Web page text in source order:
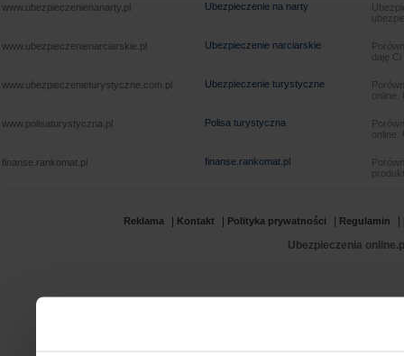
www.ubezpieczenienanarty.pl Ubezpieczenie na narty
www.ubezpieczenienarciarskie.pl Ubezpieczenie narciarskie
daję
www.ubezpieczenieturystyczne.com.pl Ubezpieczenie turystyczne
www.polisaturystyczna.pl Polisa turystyczna
finanse.rankomat.pl finanse.rankomat.pl
Reklama Kontakt Polityka prywatności Regulamin
Ubezpieczenia